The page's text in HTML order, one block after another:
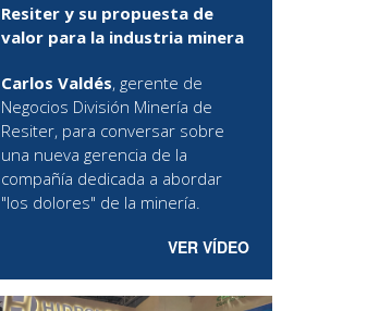
Resiter y su propuesta de
valor para la industria minera
Carlos Valdés, gerente de
Negocios División Minería de
Resiter, para conversar sobre
una nueva gerencia de la
compañía dedicada a abordar
"los dolores" de la minería.
VER VÍDEO